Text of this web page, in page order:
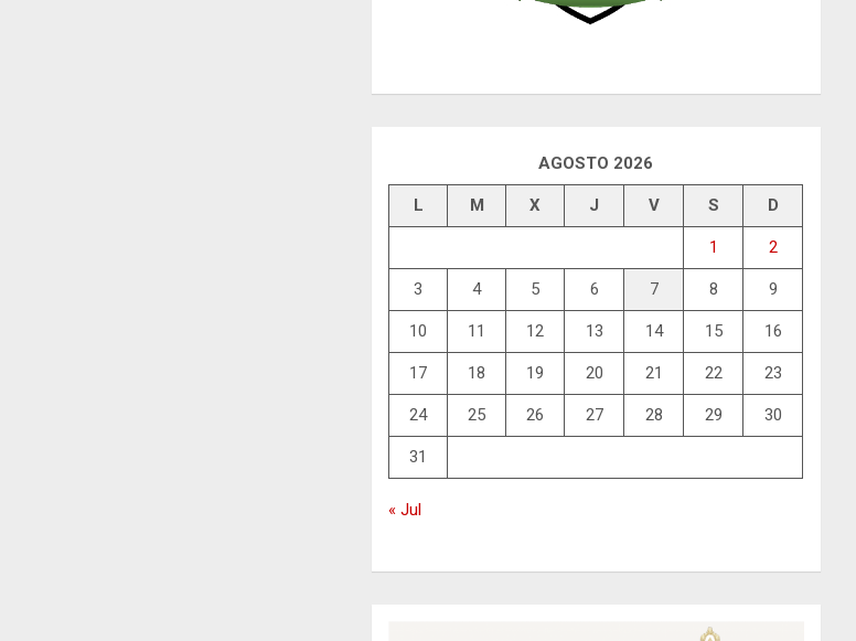
AGOSTO 2026
L M X J V S D
1 2
3 4 5 6 7 8 9
10 11 12 13 14 15 16
17 18 19 20 21 22 23
24 25 26 27 28 29 30
31
« Jul